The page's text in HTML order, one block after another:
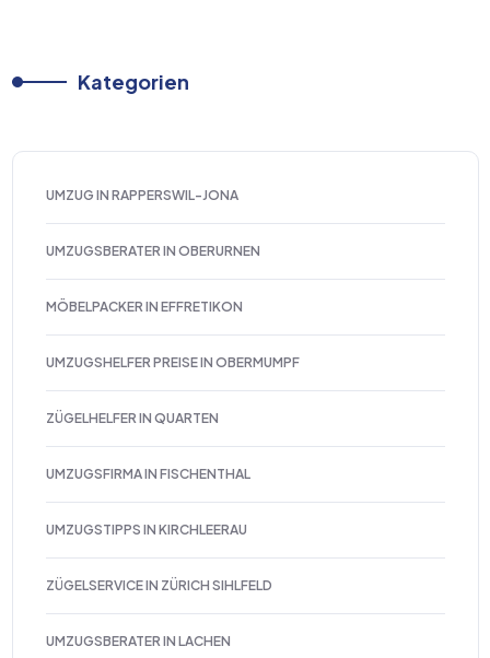
Kategorien
UMZUG IN RAPPERSWIL-JONA
UMZUGSBERATER IN OBERURNEN
MÖBELPACKER IN EFFRETIKON
UMZUGSHELFER PREISE IN OBERMUMPF
ZÜGELHELFER IN QUARTEN
UMZUGSFIRMA IN FISCHENTHAL
UMZUGSTIPPS IN KIRCHLEERAU
ZÜGELSERVICE IN ZÜRICH SIHLFELD
UMZUGSBERATER IN LACHEN